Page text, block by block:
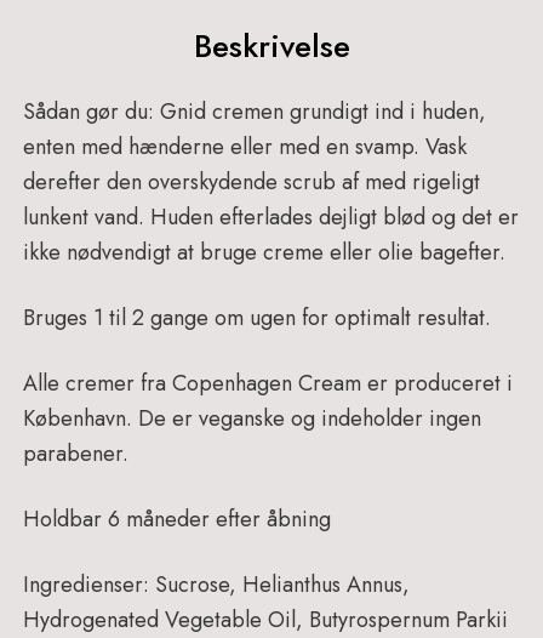
Beskrivelse
Sådan gør du: Gnid cremen grundigt ind i huden,
enten med hænderne eller med en svamp. Vask
derefter den overskydende scrub af med rigeligt
lunkent vand. Huden efterlades dejligt blød og det er
ikke nødvendigt at bruge creme eller olie bagefter.
Bruges 1 til 2 gange om ugen for optimalt resultat.
Alle cremer fra Copenhagen Cream er produceret i
København. De er veganske og indeholder ingen
parabener.
Holdbar 6 måneder efter åbning
Ingredienser: Sucrose, Helianthus Annus,
Hydrogenated Vegetable Oil, Butyrospernum Parkii